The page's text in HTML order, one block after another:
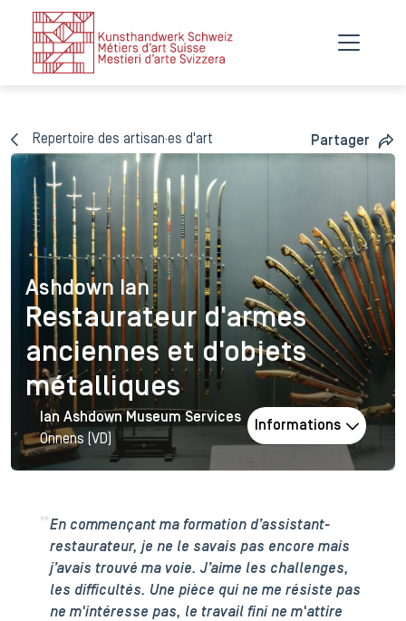
Repertoire des artisan·es d'art Partager
Ashdown Ian
Ashdown Ian
Restaurateur d'armes
anciennes et d'objets
métalliques
Ian Ashdown Museum Services
Onnens (VD)
Informations
En commençant ma formation d’assistant-
restaurateur, je ne le savais pas encore mais
j’avais trouvé ma voie. J’aime les challenges,
les difficultés. Une pièce qui ne me résiste pas
ne m'intéresse pas, le travail fini ne m'attire